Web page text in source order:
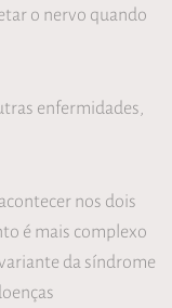
o nervo quando
enfermidades,
nos dois
é mais complexo
da síndrome